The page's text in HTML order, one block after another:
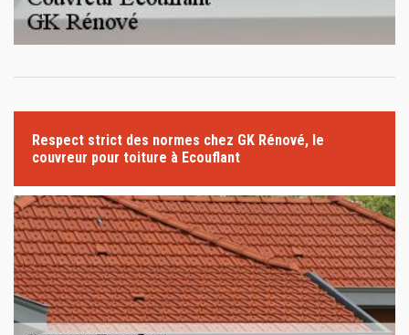
Respect strict des normes chez GK Rénové, le
couvreur pour toiture à Ecouflant